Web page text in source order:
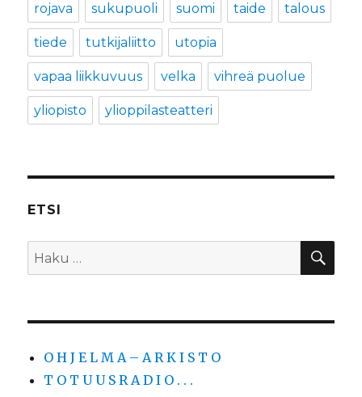
rojava sukupuoli suomi taide talous
tiede tutkijaliitto utopia
vapaa liikkuvuus velka vihreä puolue
yliopisto ylioppilasteatteri
ETSI
Etsi:
O H J E L M A – A R K I S T O
T O T U U S R A D I O . . .